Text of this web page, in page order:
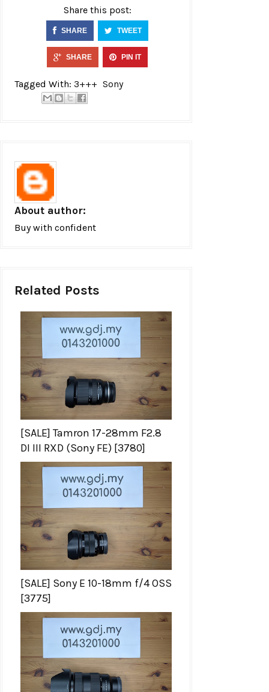
Share this post:
SHARE TWEET
SHARE PIN IT
Tagged With: 3+++ Sony
About author:
Buy with confident
Related Posts
[SALE] Tamron 17-28mm F2.8
DI III RXD (Sony FE) [3780]
[SALE] Sony E 10-18mm f/4 OSS
[3775]